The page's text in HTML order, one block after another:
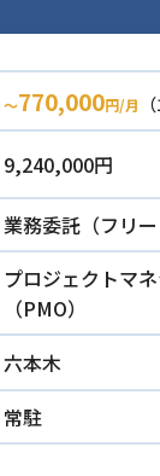
の経験
・単体テストを
な開発・改善サ
・チーム開発にお
題解決や技術選
から、
HTML/CSS/
ご推進いただきま
【仕事内容】
下記の業務を担っ
す。
・Javaおよび
を用いたWebア
規機能開発
・上流工程（基
等）からの設計お
・HTML/CSS/
〜770,000円/月
9,240,000円
業務委託（フリー
プロジェクトマ
（PMO）
六本木
常駐